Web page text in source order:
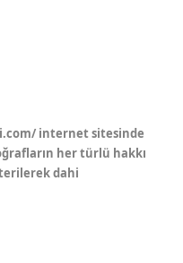
internet sitesinde
her türlü hakkı
dahi